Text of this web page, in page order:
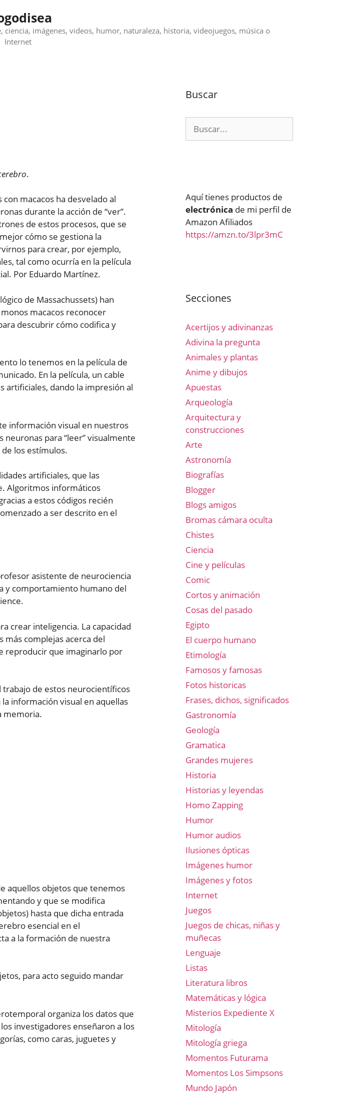
imágenes, videos, humor, naturaleza, historia, videojuegos, música o
Internet
.
macacos ha desvelado al
durante la acción de “ver”.
de estos procesos, que se
cómo se gestiona la
para crear, por ejemplo,
tal como ocurría en la película
Por Eduardo Martínez.
de Massachussets) han
macacos reconocer
descubrir cómo codifica y
lo tenemos en la película de
En la película, un cable
artificiales, dando la impresión al
información visual en nuestros
para “leer” visualmente
los estímulos.
artificiales, que las
Algoritmos informáticos
a estos códigos recién
a ser descrito en el
asistente de neurociencia
y comportamiento humano del
crear inteligencia. La capacidad
complejas acerca del
reproducir que imaginarlo por
trabajo de estos neurocientíficos
información visual en aquellas
memoria.
aquellos objetos que tenemos
y que se modifica
hasta que dicha entrada
esencial en el
a la formación de nuestra
para acto seguido mandar
organiza los datos que
investigadores enseñaron a los
como caras, juguetes y
Buscar
Aquí tienes productos de
electrónica de mi perfil de
Amazon Afiliados
https://amzn.to/3lpr3mC
Secciones
Acertijos y adivinanzas
Adivina la pregunta
Animales y plantas
Anime y dibujos
Apuestas
Arqueología
Arquitectura y
construcciones
Arte
Astronomía
Biografías
Blogger
Blogs amigos
Bromas cámara oculta
Chistes
Ciencia
Cine y películas
Comic
Cortos y animación
Cosas del pasado
Egipto
El cuerpo humano
Etimología
Famosos y famosas
Fotos historicas
Frases, dichos, significados
Gastronomía
Geología
Gramatica
Grandes mujeres
Historia
Historias y leyendas
Homo Zapping
Humor
Humor audios
Ilusiones ópticas
Imágenes humor
Imágenes y fotos
Internet
Juegos
Juegos de chicas, niñas y
muñecas
Lenguaje
Listas
Literatura libros
Matemáticas y lógica
Misterios Expediente X
Mitología
Mitología griega
Momentos Futurama
Momentos Los Simpsons
Mundo Japón